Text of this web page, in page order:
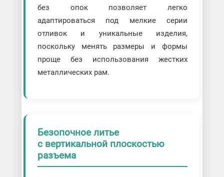
без опок позволяет легко
адаптироваться под мелкие серии
отливок и уникальные изделия,
поскольку менять размеры и формы
проще без использования жестких
металлических рам.
Безопочное литье
с вертикальной плоскостью
разъема